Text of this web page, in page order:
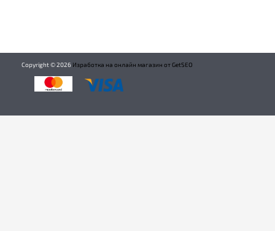
Copyright ©2026 Изработка на онлайн магазин от GetSEO